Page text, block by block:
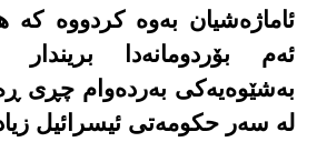
ئاماژەشیان بەوە کردووە کە
ئەم بۆردومانەدا
بەشێوەیەکی بەردەوام چڕی
لە سەر حکومەتی ئیسرائیل